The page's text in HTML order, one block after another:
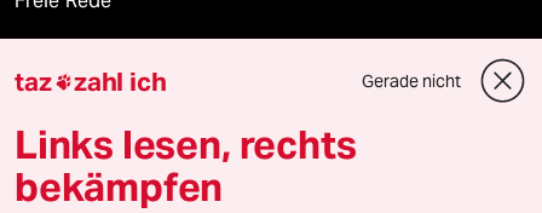
Newsletter
taz zahl ich Gerade nicht
Links lesen, rechts
bekämpfen